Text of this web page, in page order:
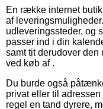
En række internet
af
udleveringssteder, og
passer ind i din
samt tit derudover
ved køb af .
Du burde også
privat eller til
regel en tand dyrere,